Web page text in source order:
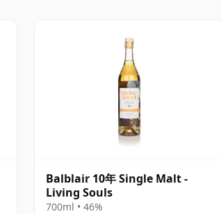
Balblair 10年 Single Malt -
Living Souls
700ml • 46%